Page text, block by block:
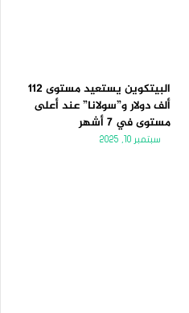
البيتكوين يستعيد مستوى 112
ألف دولار و”سولانا” عند أعلى
مستوى في 7 أشهر
سبتمبر 10, 2025